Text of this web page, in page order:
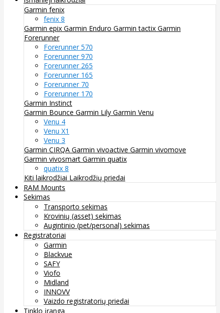
Garmin fenix
fenix 8
Garmin epix Garmin Enduro Garmin tactix Garmin
Forerunner
Forerunner 570
Forerunner 970
Forerunner 265
Forerunner 165
Forerunner 70
Forerunner 170
Garmin Instinct
Garmin Bounce Garmin Lily Garmin Venu
Venu 4
Venu X1
Venu 3
Garmin CIRQA Garmin vivoactive Garmin vivomove
Garmin vivosmart Garmin quatix
quatix 8
Kiti laikrodžiai Laikrodžių priedai
RAM Mounts
Sekimas
Transporto sekimas
Krovinių (asset) sekimas
Augintinio (pet/personal) sekimas
Registratoriai
Garmin
Blackvue
SAFY
Viofo
Midland
INNOVV
Vaizdo registratorių priedai
Tinklo įranga